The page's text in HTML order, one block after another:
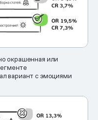
окрашенная или
вариант с эмоциями